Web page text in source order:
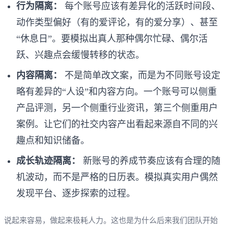
行为隔离：
每个账号应该有差异化的活跃时间段、
动作类型偏好（有的爱评论，有的爱分享）、甚至
“休息日”。要模拟出真人那种偶尔忙碌、偶尔活
跃、兴趣点会缓慢转移的状态。
内容隔离：
不是简单改文案，而是为不同账号设定
略有差异的“人设”和内容方向。一个账号可以侧重
产品评测，另一个侧重行业资讯，第三个侧重用户
案例。让它们的社交内容产出看起来源自不同的兴
趣点和知识储备。
成长轨迹隔离：
新账号的养成节奏应该有合理的随
机波动，而不是严格的日历表。模拟真实用户偶然
发现平台、逐步探索的过程。
说起来容易，做起来极耗人力。这也是为什么后来我们团队开始